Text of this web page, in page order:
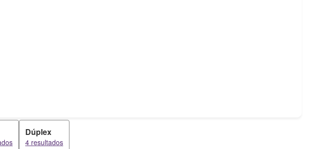
Dúplex
4 resultados